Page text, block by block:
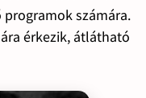
számára.
érkezik, átlátható